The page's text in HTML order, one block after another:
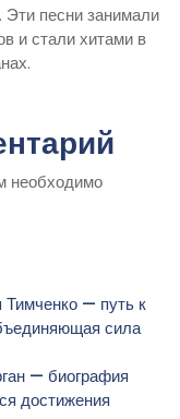
песни занимали
и стали хитами в
необходимо
Тимченко — путь к
сила
— биография
достижения